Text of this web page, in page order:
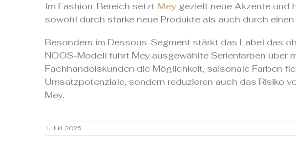
Im Fashion-Bereich setzt Meygezielt neue Akzente und
sowohl durch starke neue Produkte als auch durch
Besonders im Dessous-Segment stärkt das Label das
NOOS-Modell führt Mey ausgewählte Serienfarben über
Fachhandelskunden die Möglichkeit, saisonale Farben
Umsatzpotenziale, sondern reduzieren auch das Risiko
Mey.
1. Juli, 2025